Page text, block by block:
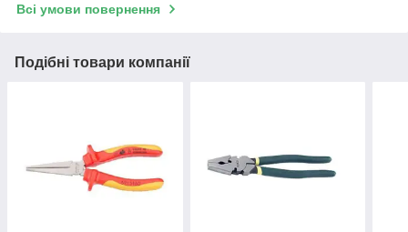
Всі умови повернення
Подібні товари компанії